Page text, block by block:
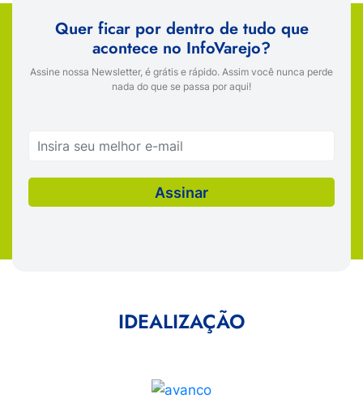
Quer ficar por dentro de tudo que
acontece no InfoVarejo?
Assine nossa Newsletter, é grátis e rápido. Assim você nunca perde
nada do que se passa por aqui!
IDEALIZAÇÃO